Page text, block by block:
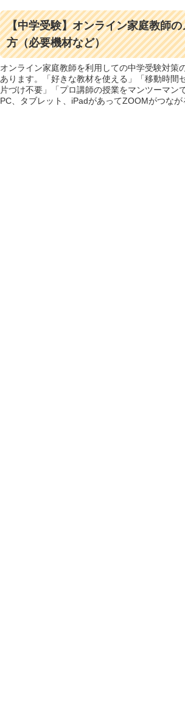
【中学受験】オンライン家庭教師
方（必要機材など）
オンライン家庭教師を利用しての中学受験対策
あります。「好きな教材を使える」「移動時間
片づけ不要」「プロ講師の授業をマンツーマン
PC、タブレット、iPadがあってZOOMがつなが